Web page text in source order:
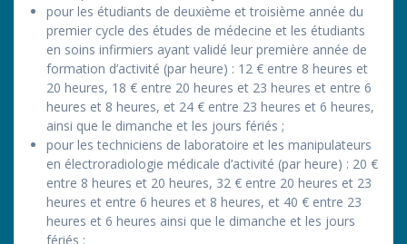
pour les étudiants de deuxième et troisième année du
premier cycle des études de médecine et les étudiants
en soins infirmiers ayant validé leur première année de
formation d’activité (par heure) : 12 € entre 8 heures et
20 heures, 18 € entre 20 heures et 23 heures et entre 6
heures et 8 heures, et 24 € entre 23 heures et 6 heures,
ainsi que le dimanche et les jours fériés ;
pour les techniciens de laboratoire et les manipulateurs
en électroradiologie médicale d’activité (par heure) : 20 €
entre 8 heures et 20 heures, 32 € entre 20 heures et 23
heures et entre 6 heures et 8 heures, et 40 € entre 23
heures et 6 heures ainsi que le dimanche et les jours
fériés ;